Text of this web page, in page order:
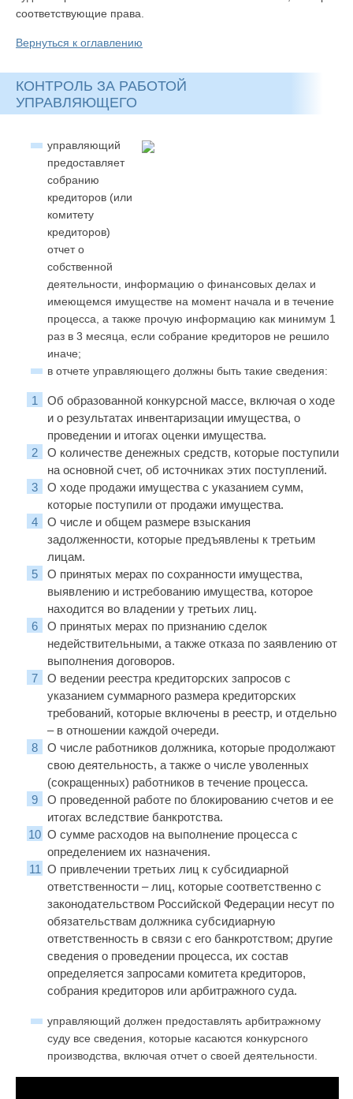
соответствующие права.
Вернуться к оглавлению
КОНТРОЛЬ ЗА РАБОТОЙ
УПРАВЛЯЮЩЕГО
управляющий
предоставляет
собранию
кредиторов (или
комитету
кредиторов)
отчет о
собственной
деятельности, информацию о финансовых делах и
имеющемся имуществе на момент начала и в течение
процесса, а также прочую информацию как минимум 1
раз в 3 месяца, если собрание кредиторов не решило
иначе;
в отчете управляющего должны быть такие сведения:
Об образованной конкурсной массе, включая о ходе
и о результатах инвентаризации имущества, о
проведении и итогах оценки имущества.
О количестве денежных средств, которые поступили
на основной счет, об источниках этих поступлений.
О ходе продажи имущества с указанием сумм,
которые поступили от продажи имущества.
О числе и общем размере взыскания
задолженности, которые предъявлены к третьим
лицам.
О принятых мерах по сохранности имущества,
выявлению и истребованию имущества, которое
находится во владении у третьих лиц.
О принятых мерах по признанию сделок
недействительными, а также отказа по заявлению от
выполнения договоров.
О ведении реестра кредиторских запросов с
указанием суммарного размера кредиторских
требований, которые включены в реестр, и отдельно
– в отношении каждой очереди.
О числе работников должника, которые продолжают
свою деятельность, а также о числе уволенных
(сокращенных) работников в течение процесса.
О проведенной работе по блокированию счетов и ее
итогах вследствие банкротства.
О сумме расходов на выполнение процесса с
определением их назначения.
О привлечении третьих лиц к субсидиарной
ответственности – лиц, которые соответственно с
законодательством Российской Федерации несут по
обязательствам должника субсидиарную
ответственность в связи с его банкротством; другие
сведения о проведении процесса, их состав
определяется запросами комитета кредиторов,
собрания кредиторов или арбитражного суда.
управляющий должен предоставлять арбитражному
суду все сведения, которые касаются конкурсного
производства, включая отчет о своей деятельности.